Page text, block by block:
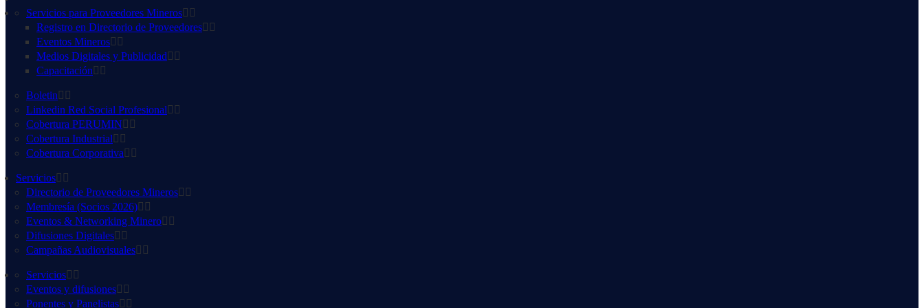
Servicios para Proveedores Mineros
Registro en Directorio de Proveedores
Eventos Mineros
Medios Digitales y Publicidad
Capacitación
Boletin
Linkedin Red Social Profesional
Cobertura PERUMIN
Cobertura Industrial
Cobertura Corporativa
Servicios
Directorio de Proveedores Mineros
Membresía (Socios 2026)
Eventos & Networking Minero
Difusiones Digitales
Campañas Audiovisuales
Servicios
Eventos y difusiones
Ponentes y Panelistas